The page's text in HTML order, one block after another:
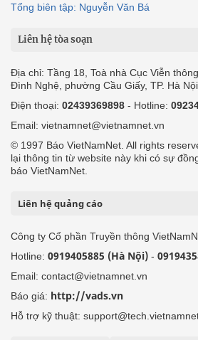
Tổng biên tập: Nguyễn Văn Bá
Liên hệ tòa soạn
Địa chỉ: Tầng 18, Toà nhà Cục Viễn
Đình Nghệ, phường Cầu Giấy, TP. Hà Nội.
Điện thoại: 02439369898 - Hotline:
Email: vietnamnet@vietnamnet.vn
© 1997 Báo VietNamNet. All rights
lại thông tin từ website này khi có sự
báo VietNamNet.
Liên hệ quảng cáo
Công ty Cổ phần Truyền thông
Hotline: 0919405885 (Hà Nội) -
Email: contact@vietnamnet.vn
Báo giá: http://vads.vn
Hỗ trợ kỹ thuật: